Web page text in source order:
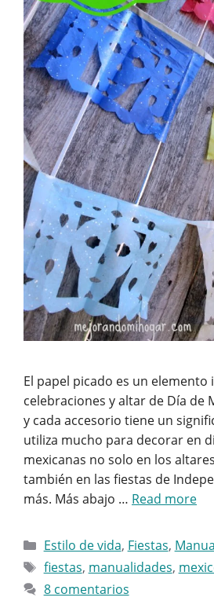
El papel picado es un
celebraciones y altar de Día de
y cada accesorio tiene un
utiliza mucho para decorar en
mexicanas no solo en los
también en las fiestas de
más. Más abajo … Read more
Categorías
Estilo de vida, Fiestas,
Etiquetas
fiestas, manualidades,
8 comentarios